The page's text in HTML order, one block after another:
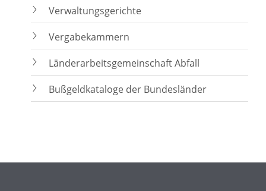
Verwaltungsgerichte
Vergabekammern
Länderarbeitsgemeinschaft Abfall
Bußgeldkataloge der Bundesländer